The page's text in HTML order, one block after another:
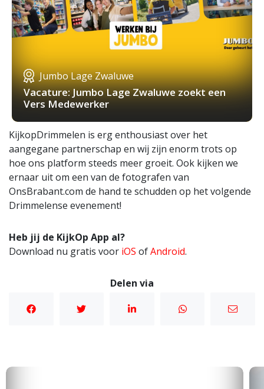
Jumbo Lage Zwaluwe
Vacature: Jumbo Lage Zwaluwe zoekt een
Vers Medewerker
KijkopDrimmelen is erg enthousiast over het
aangegane partnerschap en wij zijn enorm trots op
hoe ons platform steeds meer groeit. Ook kijken we
ernaar uit om een van de fotografen van
OnsBrabant.com de hand te schudden op het volgende
Drimmelense evenement!
Heb jij de KijkOp App al?
Download nu gratis voor iOS ofAndroid.
Delen via